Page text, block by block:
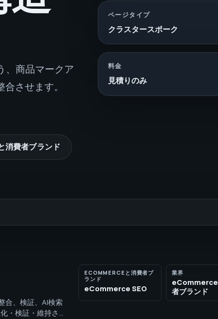
、商品マークア
させます。
消費者ブランド
ページタイプ
クラスタースポーク
料金
見積りのみ
合、検証、AI検索
・検証・維持され
ECOMMERCEと消費者ブ
ランド
eCommerce SEO
業界
eCommerce
者ブランド